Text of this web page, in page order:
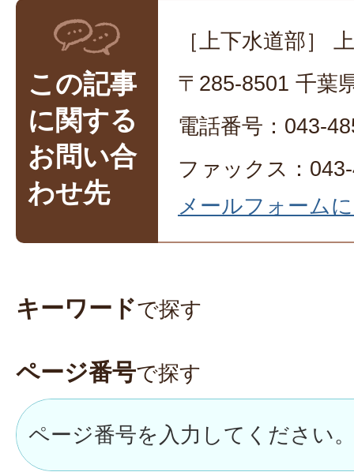
この記事
に関する
お問い合
わせ先
［上下水道部］
〒285-8501 千葉
電話番号：043-
ファックス：
メールフォーム
キーワードで探す
ページ番号で探す